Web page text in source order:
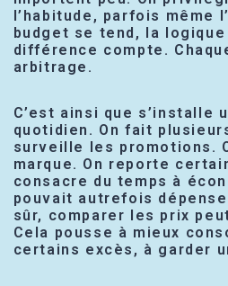
l’habitude, parfois même
budget se tend, la logique
différence compte.
arbitrage.
C’est ainsi que s’installe
quotidien. On fait
surveille les promotions.
marque. On reporte
consacre du temps à
pouvait autrefois
sûr, comparer les prix
Cela pousse à mieux
certains excès, à garder